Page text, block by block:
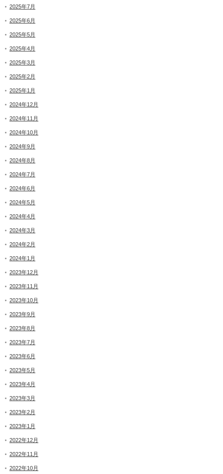
2025年7月
2025年6月
2025年5月
2025年4月
2025年3月
2025年2月
2025年1月
2024年12月
2024年11月
2024年10月
2024年9月
2024年8月
2024年7月
2024年6月
2024年5月
2024年4月
2024年3月
2024年2月
2024年1月
2023年12月
2023年11月
2023年10月
2023年9月
2023年8月
2023年7月
2023年6月
2023年5月
2023年4月
2023年3月
2023年2月
2023年1月
2022年12月
2022年11月
2022年10月